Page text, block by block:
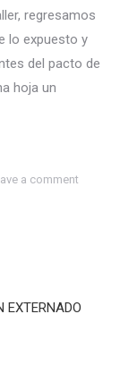
regresamos
lo expuesto y
del pacto de
hoja un
a comment
EXTERNADO